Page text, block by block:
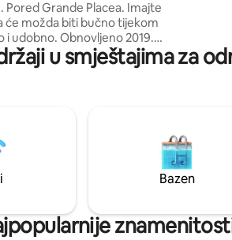
Pored Grande Placea. Imajte
će možda biti bučno tijekom
bračni kreveti, novi
kauč, kuhinja (bez
belgijske specijalitete i
za pizzu od 10:30 do 24:00.
električna automatska vrata s
u smještajima za
Bazen